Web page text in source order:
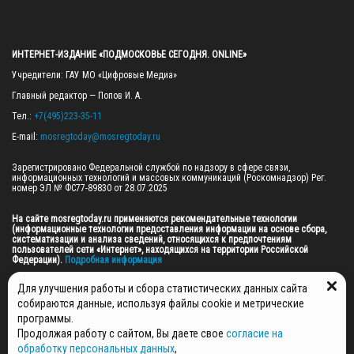
ИНТЕРНЕТ-ИЗДАНИЕ «ПОДМОСКОВЬЕ СЕГОДНЯ. ONLINE»
Учредители: ГАУ МО «Цифровые Медиа»
Главный редактор — Попов И. А.
Тел.: +7(495)223-35-11
E-mail: mosregtoday@mosregtoday.ru
Зарегистрировано Федеральной службой по надзору в сфере связи,
информационных технологий и массовых коммуникаций (Роскомнадзор) Рег.
номер ЭЛ № ФС77-89830 от 28.07.2025
На сайте mosregtoday.ru применяются рекомендательные технологии
(информационные технологии предоставления информации на основе сбора,
систематизации и анализа сведений, относящихся к предпочтениям
пользователей сети «Интернет», находящихся на территории Российской
Федерации). Подробная информация
© 2026 ПРАВА НА ВСЕ МАТЕРИАЛЫ САЙТА ПРИНАДЛЕЖАТ ГАУ МО "ЦИФРОВЫЕ
МЕДИА" (ОГРН: 1255000059467).
ПОЛИТИКА ОБРАБОТКИ И ЗАЩИТЫ ПЕРСОНАЛЬНЫХ ДАННЫХ
Для улучшения работы и сбора статистических данных сайта
собираются данные, используя файлы cookie и метрические
программы.
Продолжая работу с сайтом, Вы даете свое согласие на
обработку персональных данных,